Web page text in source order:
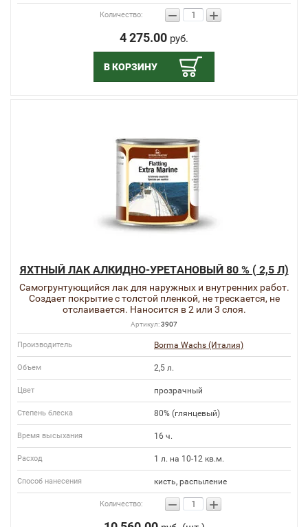
Количество: − +
4 275.00 руб.
В КОРЗИНУ
ЯХТНЫЙ ЛАК АЛКИДНО-УРЕТАНОВЫЙ 80 % ( 2,5 Л)
Самогрунтующийся лак для наружных и внутренних работ.
Создает покрытие с толстой пленкой, не трескается, не
отслаивается. Наносится в 2 или 3 слоя.
Артикул:3907
Производитель Borma Wachs (Италия)
Объем 2,5 л.
Цвет прозрачный
Степень блеска 80% (глянцевый)
Время высыхания 16 ч.
Расход 1 л. на 10-12 кв.м.
Способ нанесения кисть, распыление
Количество: − +